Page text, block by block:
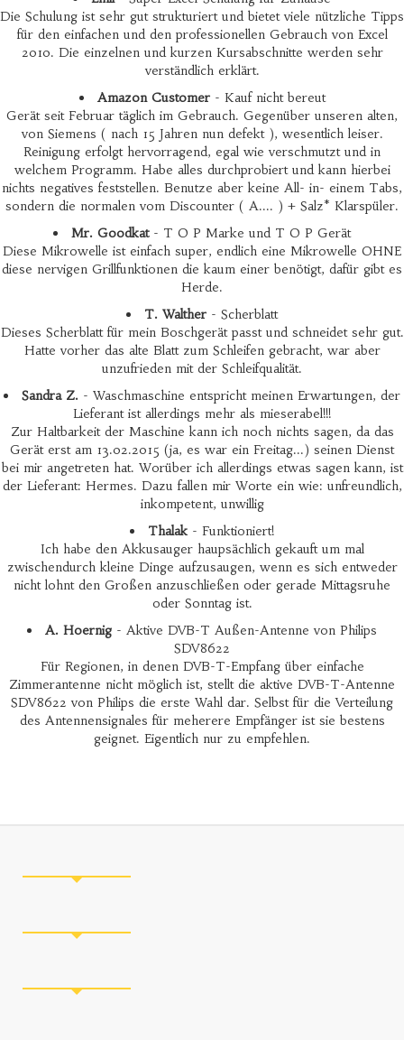
Die Schulung ist sehr gut strukturiert und bietet viele nützliche Tipps
für den einfachen und den professionellen Gebrauch von Excel
2010. Die einzelnen und kurzen Kursabschnitte werden sehr
verständlich erklärt.
Amazon Customer- Kauf nicht bereut
Gerät seit Februar täglich im Gebrauch. Gegenüber unseren alten,
von Siemens ( nach 15 Jahren nun defekt ), wesentlich leiser.
Reinigung erfolgt hervorragend, egal wie verschmutzt und in
welchem Programm. Habe alles durchprobiert und kann hierbei
nichts negatives feststellen. Benutze aber keine All- in- einem Tabs,
sondern die normalen vom Discounter ( A.... ) + Salz* Klarspüler.
Mr. Goodkat- T O P Marke und T O P Gerät
Diese Mikrowelle ist einfach super, endlich eine Mikrowelle OHNE
diese nervigen Grillfunktionen die kaum einer benötigt, dafür gibt es
Herde.
T. Walther - Scherblatt
Dieses Scherblatt für mein Boschgerät passt und schneidet sehr gut.
Hatte vorher das alte Blatt zum Schleifen gebracht, war aber
unzufrieden mit der Schleifqualität.
Sandra Z. - Waschmaschine entspricht meinen Erwartungen, der
Lieferant ist allerdings mehr als mieserabel!!!
Zur Haltbarkeit der Maschine kann ich noch nichts sagen, da das
Gerät erst am 13.02.2015 (ja, es war ein Freitag...) seinen Dienst
bei mir angetreten hat. Worüber ich allerdings etwas sagen kann, ist
der Lieferant: Hermes. Dazu fallen mir Worte ein wie: unfreundlich,
inkompetent, unwillig
Thalak - Funktioniert!
Ich habe den Akkusauger haupsächlich gekauft um mal
zwischendurch kleine Dinge aufzusaugen, wenn es sich entweder
nicht lohnt den Großen anzuschließen oder gerade Mittagsruhe
oder Sonntag ist.
A. Hoernig - Aktive DVB-T Außen-Antenne von Philips
SDV8622
Für Regionen, in denen DVB-T-Empfang über einfache
Zimmerantenne nicht möglich ist, stellt die aktive DVB-T-Antenne
SDV8622 von Philips die erste Wahl dar. Selbst für die Verteilung
des Antennensignales für meherere Empfänger ist sie bestens
geignet. Eigentlich nur zu empfehlen.